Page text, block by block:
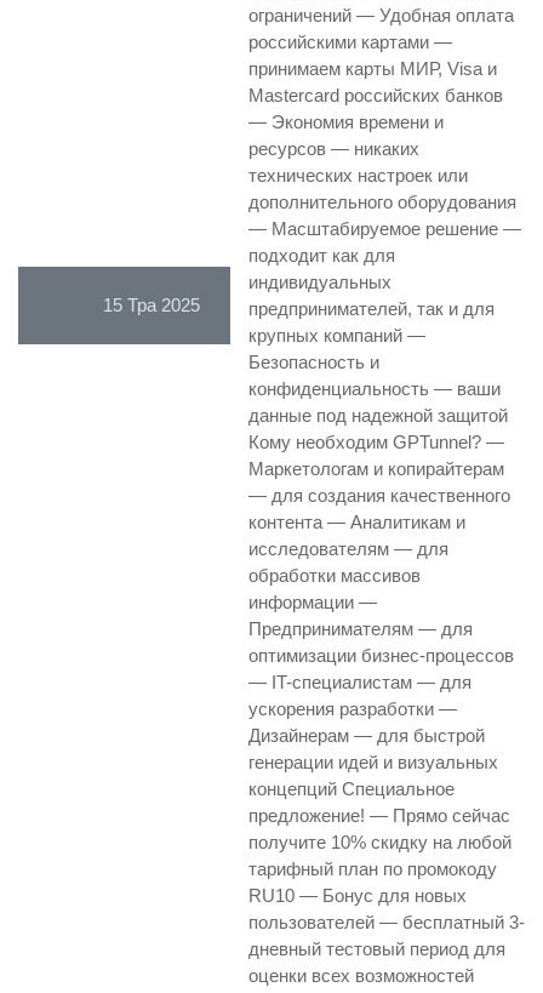
15 Тра 2025
ограничений — Удобная оплата
российскими картами —
принимаем карты МИР, Visa и
Mastercard российских банков
— Экономия времени и
ресурсов — никаких
технических настроек или
дополнительного оборудования
— Масштабируемое решение —
подходит как для
индивидуальных
предпринимателей, так и для
крупных компаний —
Безопасность и
конфиденциальность — ваши
данные под надежной защитой
Кому необходим GPTunnel? —
Маркетологам и копирайтерам
— для создания качественного
контента — Аналитикам и
исследователям — для
обработки массивов
информации —
Предпринимателям — для
оптимизации бизнес-процессов
— IT-специалистам — для
ускорения разработки —
Дизайнерам — для быстрой
генерации идей и визуальных
концепций Специальное
предложение! — Прямо сейчас
получите 10% скидку на любой
тарифный план по промокоду
RU10 — Бонус для новых
пользователей — бесплатный 3-
дневный тестовый период для
оценки всех возможностей